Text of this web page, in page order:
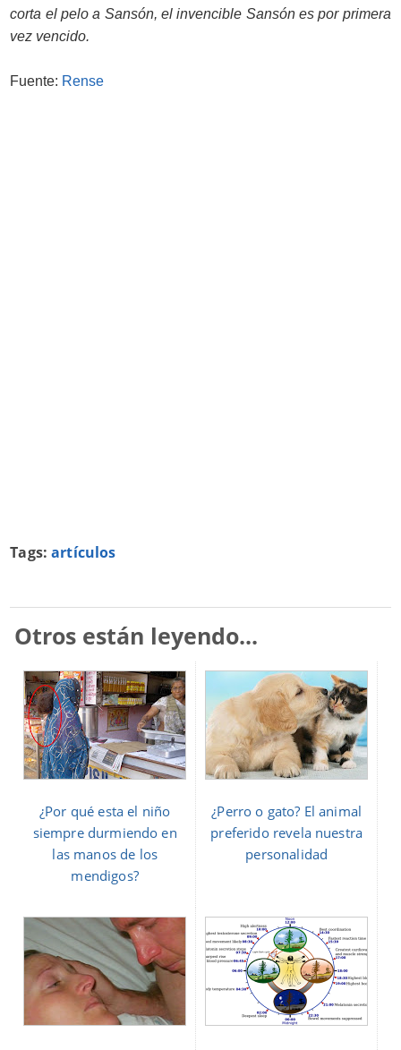
corta el pelo a Sansón, el invencible Sansón es por primera
vez vencido.
Fuente: Rense
Tags:artículos
Otros están leyendo...
¿Por qué esta el niño
siempre durmiendo en
las manos de los
mendigos?
¿Perro o gato? El animal
preferido revela nuestra
personalidad